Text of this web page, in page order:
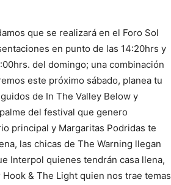
que se realizará en el Foro Sol
en punto de las 14:20hrs y
del domingo; una combinación
este próximo sábado, planea tu
de In The Valley Below y
del festival que genero
principal y Margaritas Podridas te
las chicas de The Warning llegan
Interpol quienes tendrán casa llena,
& The Light quien nos trae temas